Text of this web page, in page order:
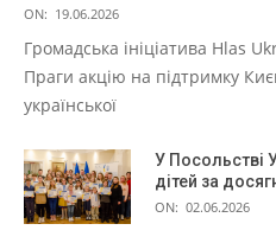
ON: 19.06.2026
Громадська ініціатива Hlas
Праги акцію на підтримку
української
У Посольстві
дітей за
ON: 02.06.2026